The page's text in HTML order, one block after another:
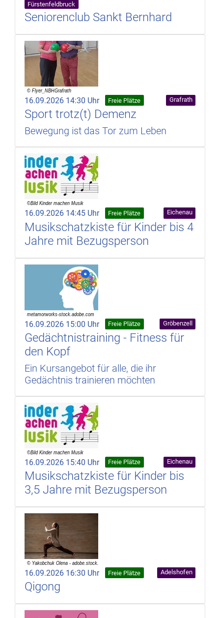
Fürstenfeldbruck
Seniorenclub Sankt Bernhard
16.09.2026 14:30 Uhr Freie Plätze Grafrath
Sport trotz(t) Demenz
Bewegung ist das Tor zum Leben
16.09.2026 14:45 Uhr Freie Plätze Eichenau
Musikschatzkiste für Kinder bis 4
Jahre mit Bezugsperson
16.09.2026 15:00 Uhr Freie Plätze Gröbenzell
Gedächtnistraining - Fitness für
den Kopf
Ein Kursangebot für alle, die ihr
Gedächtnis trainieren möchten
16.09.2026 15:40 Uhr Freie Plätze Eichenau
Musikschatzkiste für Kinder bis
3,5 Jahre mit Bezugsperson
16.09.2026 16:30 Uhr Freie Plätze Adelshofen
Qigong